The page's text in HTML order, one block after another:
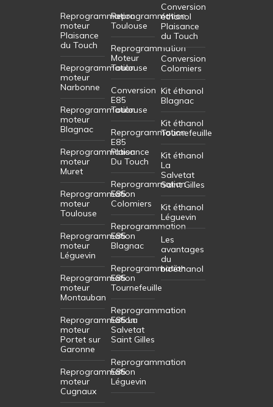
Reprogrammation
moteur
Plaisance
du Touch
Reprogrammation
moteur
Narbonne
Reprogrammation
moteur
Blagnac
Reprogrammation
moteur
Muret
Reprogrammation
moteur
Toulouse
Reprogrammation
moteur
Léguevin
Reprogrammation
moteur
Montauban
Reprogrammation
moteur
Portet sur
Garonne
Reprogrammation
moteur
Cugnaux
Reprogrammation
Toulouse
Reprogrammation
Moteur
Toulouse
Conversion
E85
Toulouse
Reprogrammation
E85
Plaisance
Du Touch
Reprogrammation
E85
Colomiers
Reprogrammation
E85
Blagnac
Reprogrammation
E85
Tournefeuille
Reprogrammation
E85 La
Salvetat
Saint Gilles
Reprogrammation
E85
Léguevin
Conversion
éthanol
Plaisance
du Touch
Conversion
Colomiers
Kit éthanol
Blagnac
Kit éthanol
Tournefeuille
Kit éthanol
La
Salvetat
Saint Gilles
Kit éthanol
Léguevin
Les
avantages
du
bioéthanol